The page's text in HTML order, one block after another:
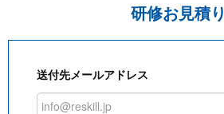
研修お見積り
送付先メールアドレス